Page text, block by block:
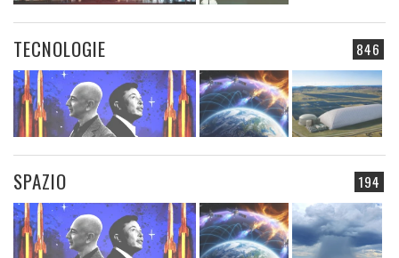
846
TECNOLOGIE
194
SPAZIO